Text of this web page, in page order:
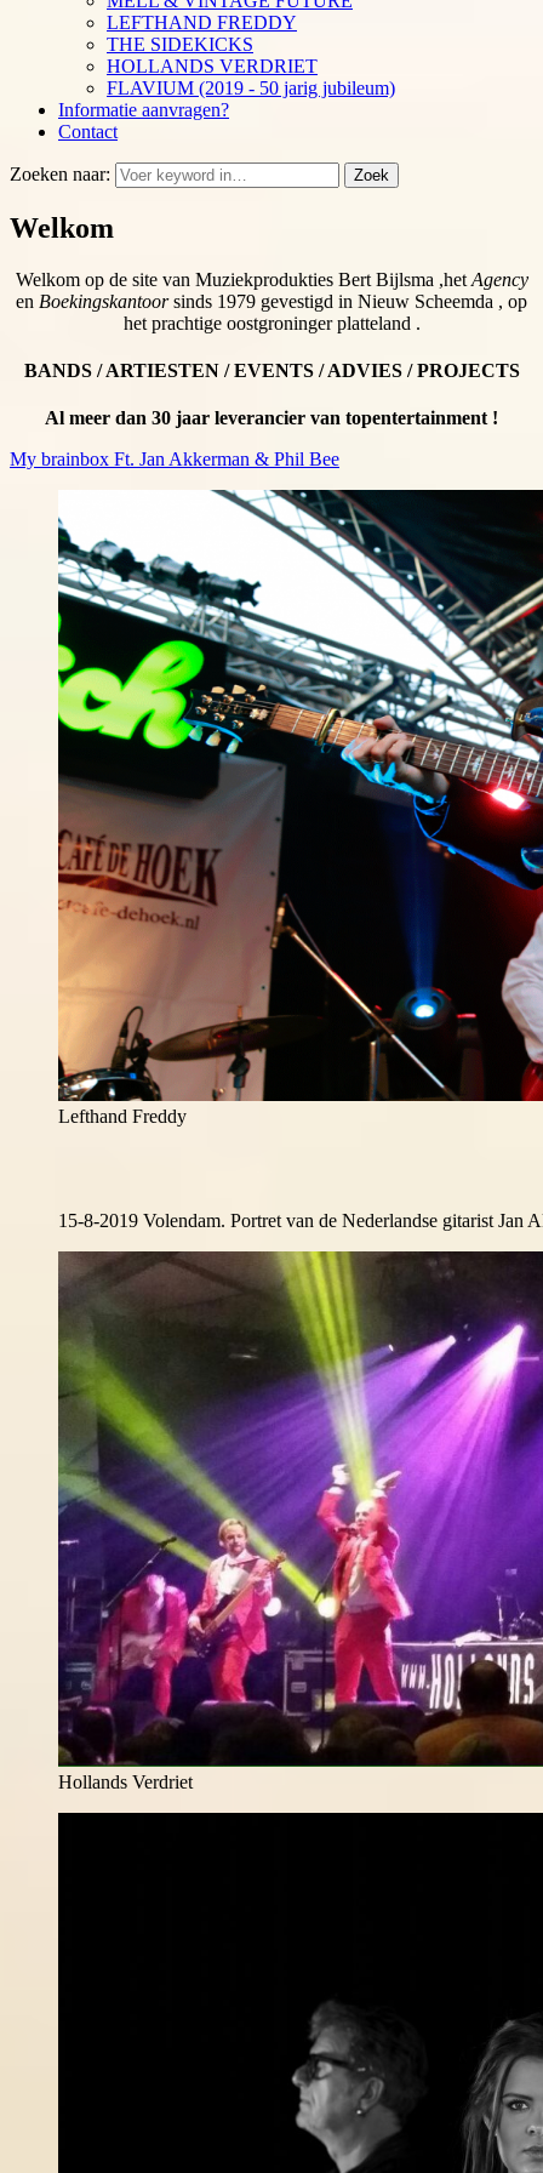
LEFTHAND FREDDY
THE SIDEKICKS
HOLLANDS VERDRIET
FLAVIUM (2019 - 50 jarig jubileum)
Informatie aanvragen?
Contact
Zoeken naar: Zoek
Welkom
Welkom op de site van Muziekprodukties Bert Bijlsma ,het Agency
en Boekingskantoorsinds 1979 gevestigd in Nieuw Scheemda , op
het prachtige oostgroninger platteland .
BANDS / ARTIESTEN / EVENTS / ADVIES / PROJECTS
Al meer dan 30 jaar leverancier van topentertainment !
My brainbox Ft. Jan Akkerman & Phil Bee
Lefthand Freddy
15-8-2019 Volendam. Portret van de Nederlandse gitarist Jan
Hollands Verdriet